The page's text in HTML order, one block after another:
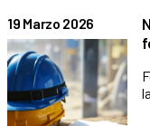
19 Marzo 2026